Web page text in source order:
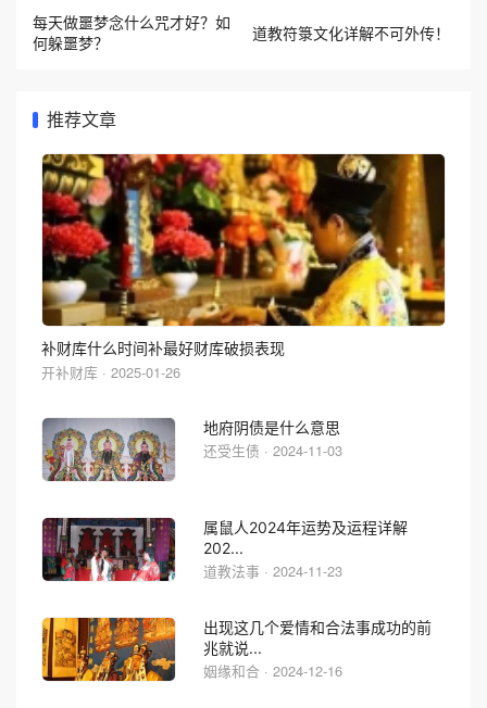
每天做噩梦念什么咒才好？如
何躲噩梦？
道教符箓文化详解不可外传！
推荐文章
补财库什么时间补最好财库破损表现
开补财库 · 2025-01-26
地府阴债是什么意思
还受生债 · 2024-11-03
属鼠人2024年运势及运程详解
202...
道教法事 · 2024-11-23
出现这几个爱情和合法事成功的前
兆就说...
姻缘和合 · 2024-12-16